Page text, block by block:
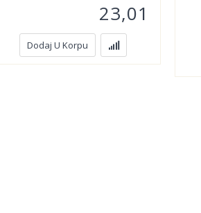
23,01
Dodaj U Korpu